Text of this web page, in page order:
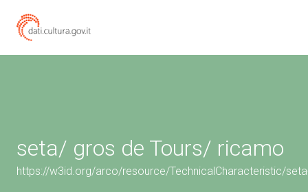
seta/ gros de Tours/ ricamo
https://w3id.org/arco/resource/TechnicalCharacteristic/